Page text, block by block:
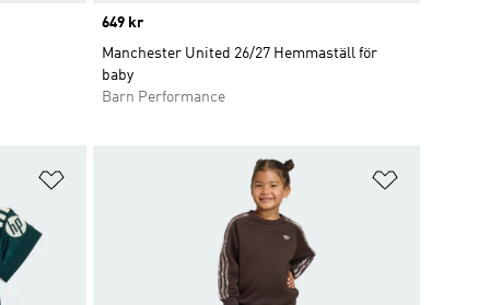
Price
649 kr
Manchester United 26/27 Hemmaställ för
baby
Barn Performance